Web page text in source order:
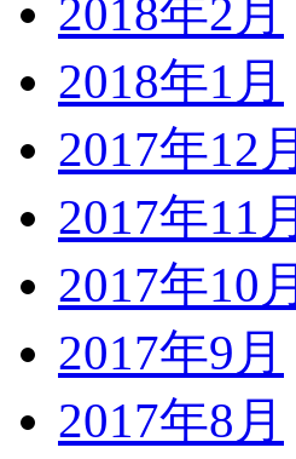
2018年2月
2018年1月
2017年12月
2017年11月
2017年10月
2017年9月
2017年8月